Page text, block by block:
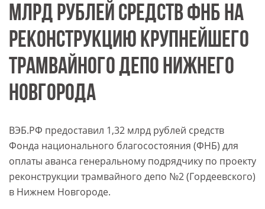
МЛРД РУБЛЕЙ СРЕДСТВ ФНБ НА
РЕКОНСТРУКЦИЮ КРУПНЕЙШЕГО
ТРАМВАЙНОГО ДЕПО НИЖНЕГО
НОВГОРОДА
ВЭБ.РФ предоставил 1,32 млрд рублей средств
Фонда национального благосостояния (ФНБ) для
оплаты аванса генеральному подрядчику по проекту
реконструкции трамвайного депо №2 (Гордеевского)
в Нижнем Новгороде.